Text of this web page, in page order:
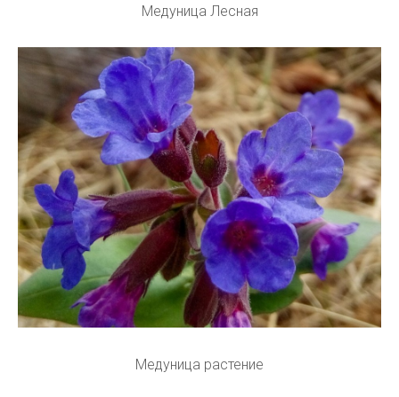
Медуница Лесная
Медуница растение